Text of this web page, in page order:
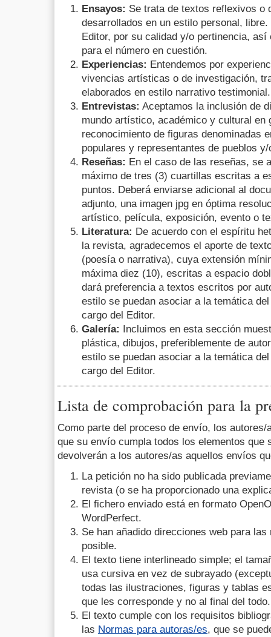
Ensayos: Se trata de textos reflexivos o
desarrollados en un estilo personal,
Editor, por su calidad y/o pertinencia,
para el número en cuestión.
Experiencias: Entendemos por
vivencias artísticas o de investigación,
elaborados en estilo narrativo
Entrevistas: Aceptamos la inclusión de
mundo artístico, académico y cultural en
reconocimiento de figuras denominadas
populares y representantes de pueblos
Reseñas: En el caso de las reseñas, se
máximo de tres (3) cuartillas escritas a
puntos. Deberá enviarse adicional al
adjunto, una imagen jpg en óptima
artístico, película, exposición, evento o
Literatura: De acuerdo con el espíritu
la revista, agradecemos el aporte de
(poesía o narrativa), cuya extensión
máxima diez (10), escritas a espacio
dará preferencia a textos escritos por
estilo se puedan asociar a la temática
cargo del Editor.
Galería: Incluimos en esta sección
plástica, dibujos, preferiblemente de
estilo se puedan asociar a la temática
cargo del Editor.
Lista de comprobación para la
Como parte del proceso de envío, los
que su envío cumpla todos los elementos que
devolverán a los autores/as aquellos envíos
La petición no ha sido publicada
revista (o se ha proporcionado una
El fichero enviado está en formato
WordPerfect.
Se han añadido direcciones web para
posible.
El texto tiene interlineado simple; el
usa cursiva en vez de subrayado
todas las ilustraciones, figuras y tablas
que les corresponde y no al final del todo.
El texto cumple con los requisitos
las Normas para autoras/es, que se